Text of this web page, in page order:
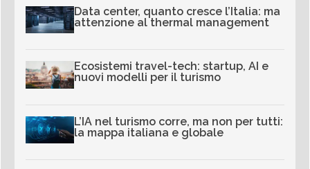
Data center, quanto cresce l’Italia: ma
attenzione al thermal management
Ecosistemi travel-tech: startup, AI e
nuovi modelli per il turismo
L’IA nel turismo corre, ma non per tutti:
la mappa italiana e globale